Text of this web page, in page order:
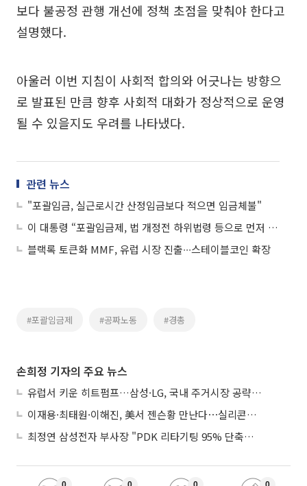
보다 불공정 관행 개선에 정책 초점을 맞춰야 한다고
설명했다.
아울러 이번 지침이 사회적 합의와 어긋나는 방향으
로 발표된 만큼 향후 사회적 대화가 정상적으로 운영
될 수 있을지도 우려를 나타냈다.
관련 뉴스
"포괄임금, 실근로시간 산정임금보다 적으면 임금체불"
이 대통령 “포괄임금제, 법 개정전 하위법령 등으로 먼저 시행”
블랙록 토큰화 MMF, 유럽 시장 진출∙∙∙스테이블코인 확장
#포괄임금제 #공짜노동 #경총
손희정 기자의 주요 뉴스
유럽서 키운 히트펌프…삼성·LG, 국내 주거시장 공략 ‘속도’
이재용·최태원·이해진, 美서 젠슨황 만난다⋯실리콘밸리 집결하는 AI리더
최정연 삼성전자 부사장 "PDK 리타기팅 95% 단축…에이전트 AI 시범 활용"